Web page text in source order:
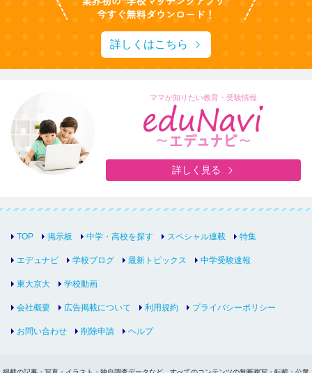
詳しくはこちら
ママが知りたい教育・受験情報
詳しく見る
TOP 掲示板 中学・高校を探す スペシャル連載 特集
エデュナビ 学校ブログ 最新トピックス 中学受験速報
東大京大 学校動画
会社概要 広告掲載について 利用規約 プライバシーポリシー
お問い合わせ 削除申請 ヘルプ